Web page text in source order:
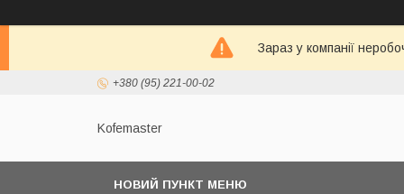
Зараз у компанії
+380 (95) 221-00-02
Kofemaster
НОВИЙ ПУНКТ МЕНЮ